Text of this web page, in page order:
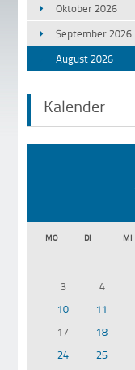
Oktober 2026
September 2026
August 2026
Kalender
MO DI MI
3
4
10
11
17
18
24
25